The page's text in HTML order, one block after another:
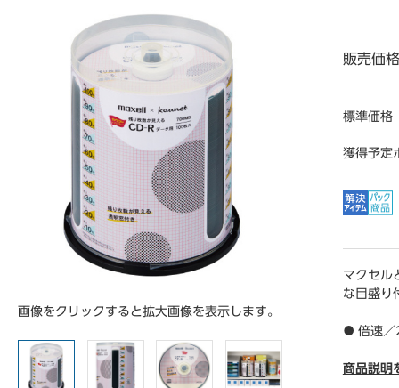
画像をクリックすると拡大画像を表示します。
販売価格
標準価格
獲得予定
マクセル
な目盛り
● 倍速
● レ―ベ
商品説明